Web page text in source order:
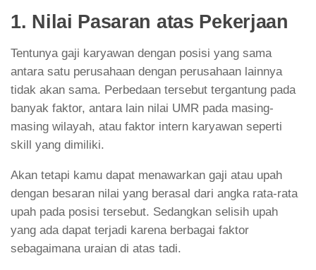
1. Nilai Pasaran atas Pekerjaan
Tentunya gaji karyawan dengan posisi yang sama
antara satu perusahaan dengan perusahaan lainnya
tidak akan sama. Perbedaan tersebut tergantung pada
banyak faktor, antara lain nilai UMR pada masing-
masing wilayah, atau faktor intern karyawan seperti
skill yang dimiliki.
Akan tetapi kamu dapat menawarkan gaji atau upah
dengan besaran nilai yang berasal dari angka rata-rata
upah pada posisi tersebut. Sedangkan selisih upah
yang ada dapat terjadi karena berbagai faktor
sebagaimana uraian di atas tadi.